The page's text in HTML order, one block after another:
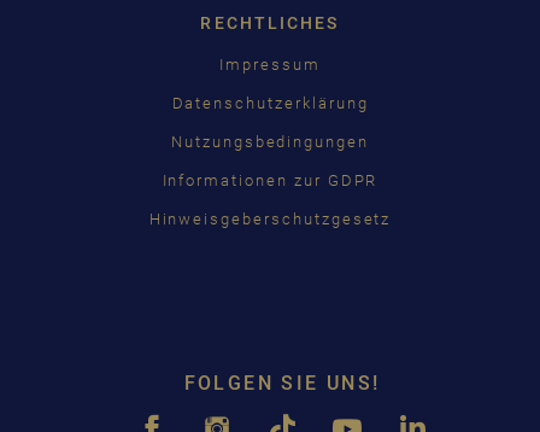
RECHTLICHES
Impressum
Datenschutzerklärung
Nutzungsbedingungen
Informationen zur GDPR
Hinweisgeberschutzgesetz
FOLGEN SIE UNS!